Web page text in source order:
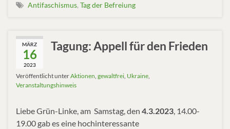
Antifaschismus, Tag der Befreiung
MÄRZ
16
2023
Tagung: Appell für den Frieden
Veröffentlicht unterAktionen, gewaltfrei, Ukraine,
Veranstaltungshinweis
Liebe Grün-Linke, am Samstag, den 4.3.2023, 14.00-
19.00 gab es eine hochinteressante